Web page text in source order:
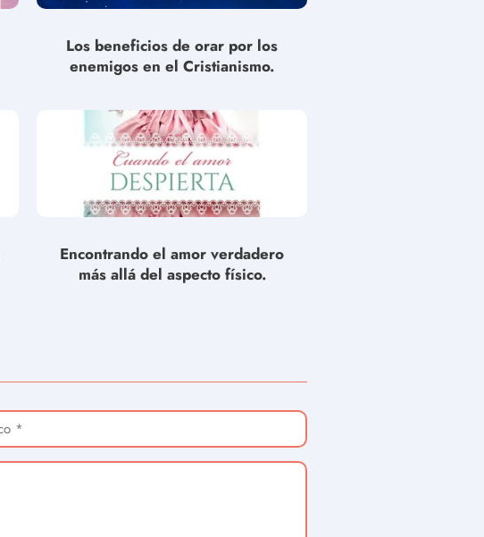
Los beneficios de orar por los
enemigos en el Cristianismo.
Encontrando el amor verdadero
más allá del aspecto físico.